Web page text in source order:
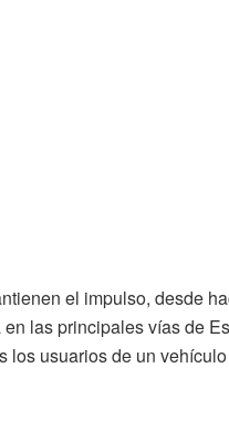
el impulso, desde
las principales vías de
los usuarios de un